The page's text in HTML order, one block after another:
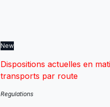
New
Dispositions actuelles en
transports par route
Regulations